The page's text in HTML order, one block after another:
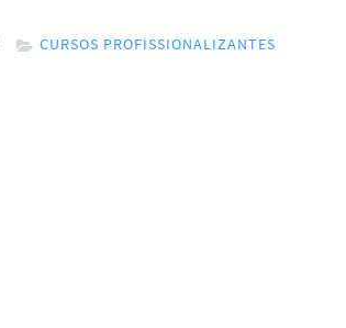
CURSOS PROFISSIONALIZANTES